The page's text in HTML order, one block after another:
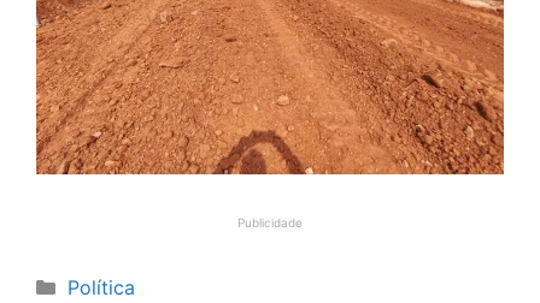
Publicidade
Categorias
Política